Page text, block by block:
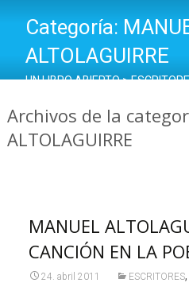
Categoría:
ALTOLAGUIRRE
UN LIBRO ABIERTO>
Archivos de la
ALTOLAGUIRRE
MANUEL
CANCIÓN EN LA
24. abril 2011 ESCRITORES,